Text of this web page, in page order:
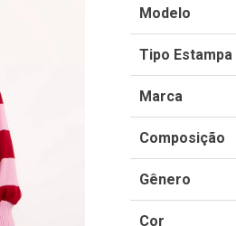
Modelo
Tipo Estampa
Marca
Composição
Gênero
Cor